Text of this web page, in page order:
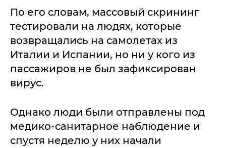
По его словам, массовый скрининг
тестировали на людях, которые
возвращались на самолетах из
Италии и Испании, но ни у кого из
пассажиров не был зафиксирован
вирус.
Однако люди были отправлены под
медико-санитарное наблюдение и
спустя неделю у них начали